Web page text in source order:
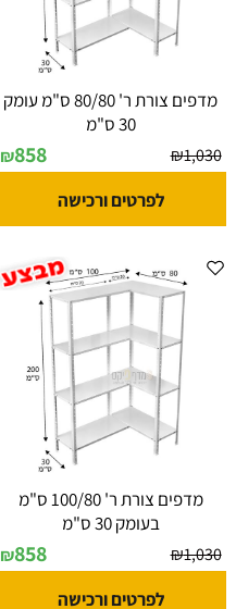
מדפים צורת ר' 80/80 ס"מ עומק
30 ס"מ
₪1,030
₪858
לפרטים ורכישה
מדפים צורת ר' 100/80 ס"מ
בעומק 30 ס"מ
₪1,030
₪858
לפרטים ורכישה